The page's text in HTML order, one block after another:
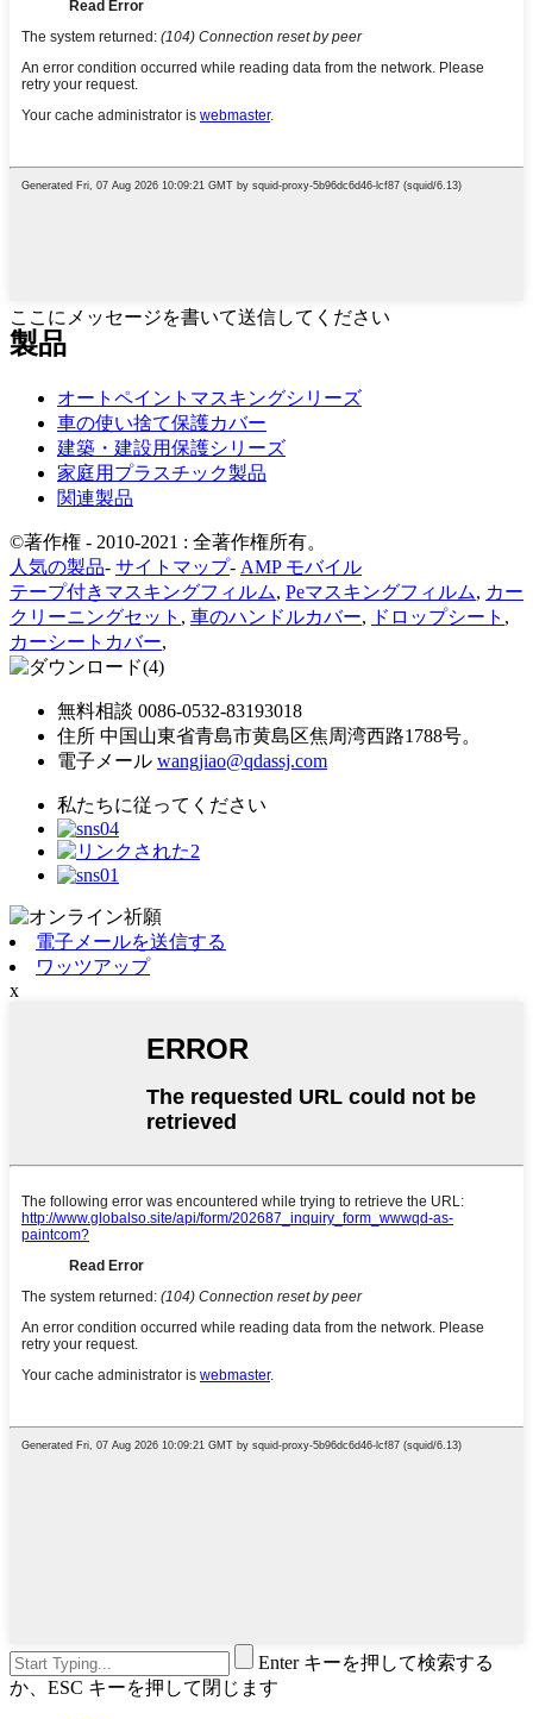
ここにメッセージを書いて送信してください
製品
オートペイントマスキングシリーズ
車の使い捨て保護カバー
建築・建設用保護シリーズ
家庭用プラスチック製品
関連製品
©著作権 - 2010-2021 : 全著作権所有。
人気の製品- サイトマップ- AMP モバイル
テープ付きマスキングフィルム, Peマスキングフィルム, カー
クリーニングセット , 車のハンドルカバー, ドロップシート ,
カーシートカバー,
無料相談 0086-0532-83193018
住所 中国山東省青島市黄島区焦周湾西路1788号。
電子メール wangjiao@qdassj.com
私たちに従ってください
電子メールを送信する
ワッツアップ
x
Enter キーを押して検索する
か、ESC キーを押して閉じます